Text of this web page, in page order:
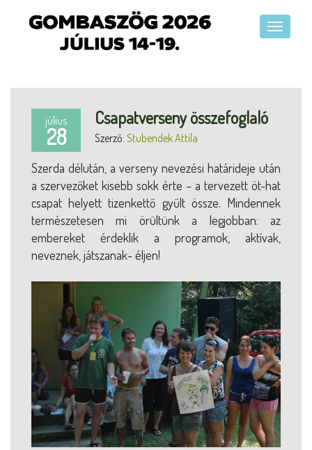
július
28
Csapatverseny összefoglaló
Szerző: Stubendek Attila
Szerda délután, a verseny nevezési határideje után
a szervezőket kisebb sokk érte – a tervezett öt-hat
csapat helyett tizenkettő gyűlt össze. Mindennek
természetesen mi örültünk a legjobban: az
embereket érdeklik a programok, aktívak,
neveznek, játszanak- éljen!